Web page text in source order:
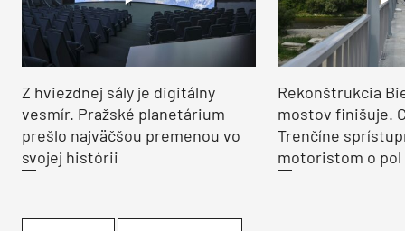
Z hviezdnej sály je digitálny
vesmír. Pražské planetárium
prešlo najväčšou premenou vo
svojej histórii
Rekonštrukcia
mostov finišuje.
Trenčíne
motoristom o pol